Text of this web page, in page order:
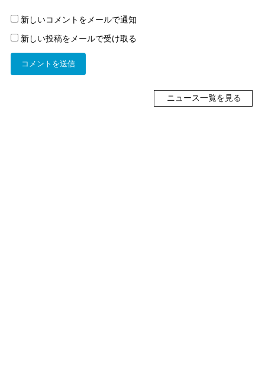
新しいコメントをメールで通知
新しい投稿をメールで受け取る
ニュース一覧を見る